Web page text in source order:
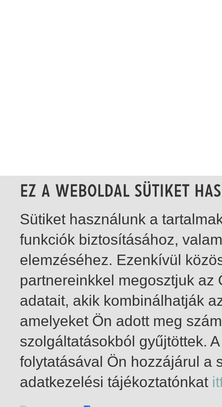
1-2 / összesen 2 találat
Sütiket használunk a
funkciók biztosításához,
elemzéséhez. Ezenkívül
partnereinkkel megosztjuk
adatait, akik kombinálhatják
amelyeket Ön adott meg
szolgáltatásokból gyűjtöttek.
folytatásával Ön hozzájárul a
adatkezelési tájékoztatónkat